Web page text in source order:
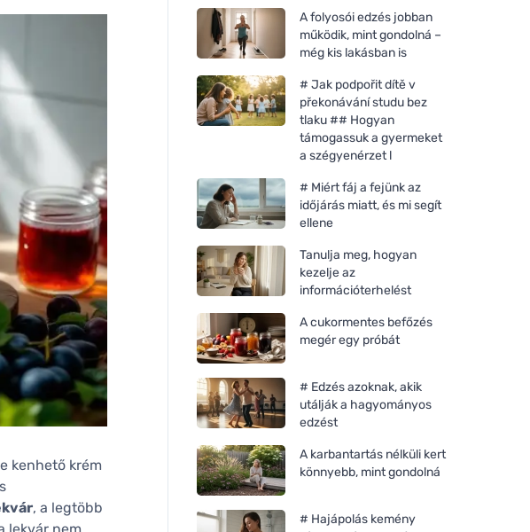
kenhető krém
, a legtöbb
A folyosói edzés jobban
működik, mint gondolná –
még kis lakásban is
# Jak podpořit dítě v
překonávání studu bez
tlaku ## Hogyan
támogassuk a gyermeket
a szégyenérzet l
# Miért fáj a fejünk az
időjárás miatt, és mi segít
ellene
Tanulja meg, hogyan
kezelje az
információterhelést
A cukormentes befőzés
megér egy próbát
# Edzés azoknak, akik
utálják a hagyományos
edzést
A karbantartás nélküli kert
könnyebb, mint gondolná
# Hajápolás kemény